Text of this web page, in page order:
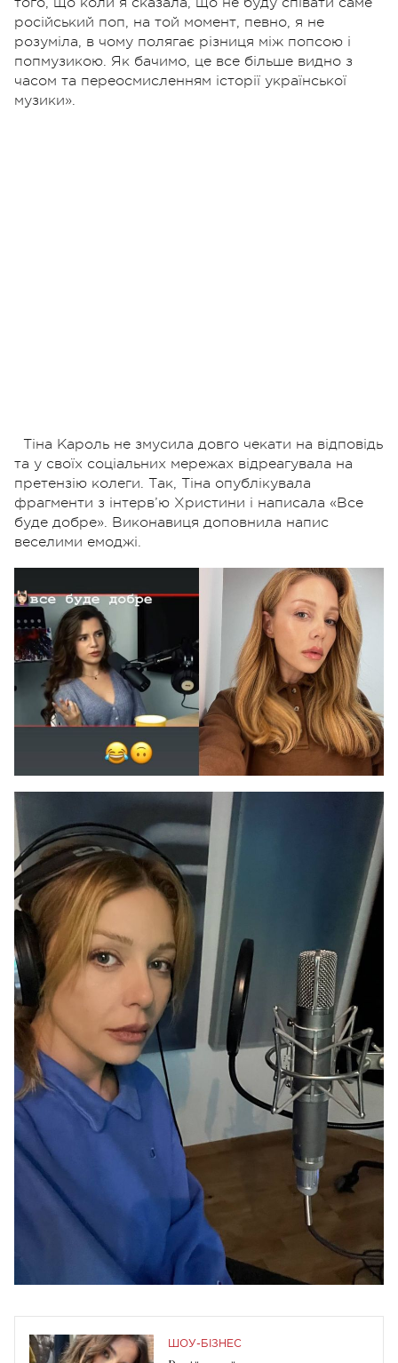
російський поп, на той момент, певно, я не
розуміла, в чому полягає різниця між попсою і
попмузикою. Як бачимо, це все більше видно з
часом та переосмисленням історії української
музики».
Тіна Кароль не змусила довго чекати на відповідь
та у своїх соціальних мережах відреагувала на
претензію колеги. Так, Тіна опублікувала
фрагменти з інтерв’ю Христини і написала «Все
буде добре». Виконавиця доповнила напис
веселими емоджі.
ШОУ-БІЗНЕС